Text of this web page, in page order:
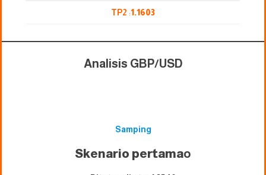
TP2 :1.1603
Analisis GBP/USD
Samping
Skenario pertamao